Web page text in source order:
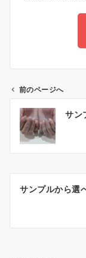
前のページへ
サン
サンプルから選